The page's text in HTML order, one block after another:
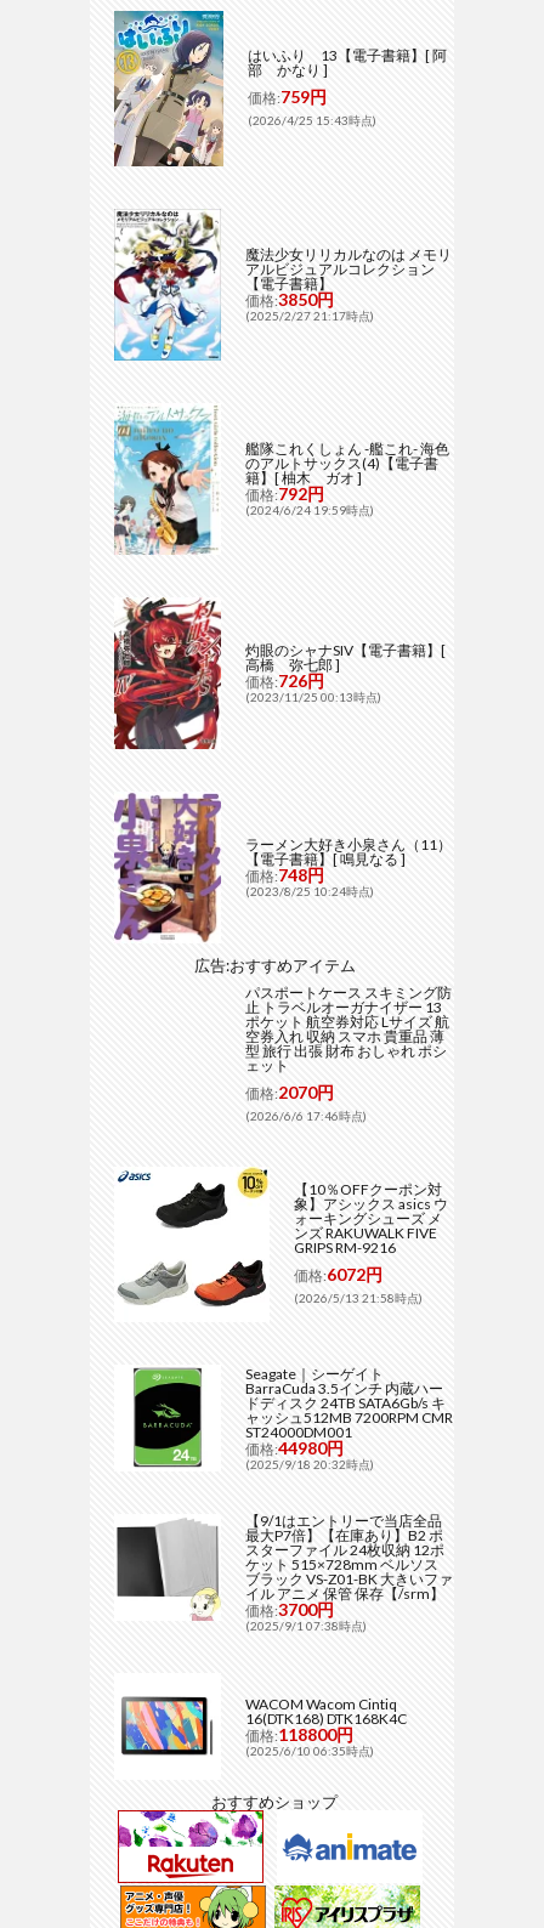
はいふり 13【電子書籍】[ 阿
部 かなり ]
価格:759円
(2026/4/25 15:43時点)
魔法少女リリカルなのは メモリ
アルビジュアルコレクション
【電子書籍】
価格:3850円
(2025/2/27 21:17時点)
艦隊これくしょん -艦これ- 海色
のアルトサックス(4)【電子書
籍】[ 柚木 ガオ ]
価格:792円
(2024/6/24 19:59時点)
灼眼のシャナSIV【電子書籍】[
高橋 弥七郎 ]
価格:726円
(2023/11/25 00:13時点)
ラーメン大好き小泉さん（11）
【電子書籍】[ 鳴見なる ]
価格:748円
(2023/8/25 10:24時点)
広告:おすすめアイテム
パスポートケース スキミング防
止 トラベルオーガナイザー 13
ポケット 航空券対応 Lサイズ 航
空券入れ 収納 スマホ 貴重品 薄
型 旅行 出張 財布 おしゃれ ポシ
ェット
価格:2070円
(2026/6/6 17:46時点)
【10％OFFクーポン対
象】アシックス asics ウ
ォーキングシューズ メ
ンズ RAKUWALK FIVE
GRIPS RM-9216
価格:6072円
(2026/5/13 21:58時点)
Seagate｜シーゲイト
BarraCuda 3.5インチ 内蔵ハー
ドディスク 24TB SATA6Gb/s キ
ャッシュ512MB 7200RPM CMR
ST24000DM001
価格:44980円
(2025/9/18 20:32時点)
【9/1はエントリーで当店全品
最大P7倍】【在庫あり】B2 ポ
スターファイル 24枚収納 12ポ
ケット 515×728mm ベルソス
ブラック VS-Z01-BK 大きいファ
イル アニメ 保管 保存【/srm】
価格:3700円
(2025/9/1 07:38時点)
WACOM Wacom Cintiq
16(DTK168) DTK168K4C
価格:118800円
(2025/6/10 06:35時点)
おすすめショップ